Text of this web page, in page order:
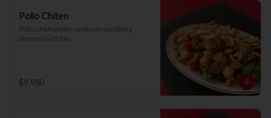
Pollo Chiten
Pollo, champiñón, verduras surtidas y
almendras fritas
$9.980